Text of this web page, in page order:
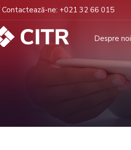
Contactează-ne: +021 32 66 015
Despre noi